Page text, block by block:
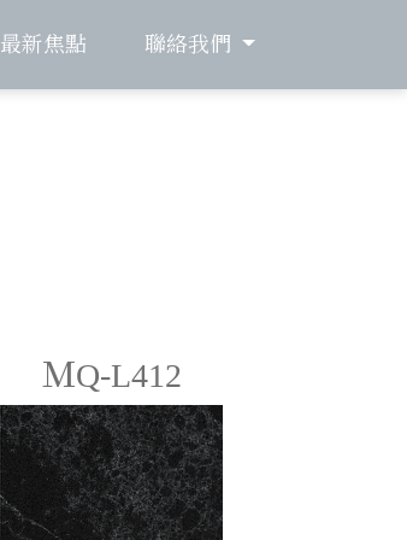
最新焦點 聯絡我們
ＭQ-L412